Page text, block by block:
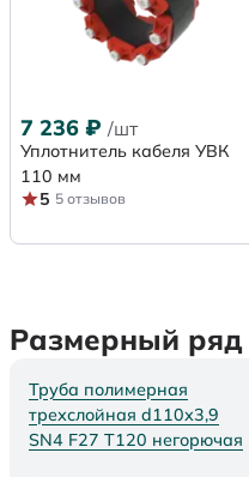
7 236 ₽ /шт
Уплотнитель кабеля УВК
110 мм
5 5 отзывов
Размерный ряд
Труба полимерная
трехслойная d110х3,9
SN4 F27 Т120 негорючая